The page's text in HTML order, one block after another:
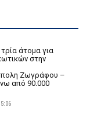
άτομα για
στην
Ζωγράφου –
από 90.000